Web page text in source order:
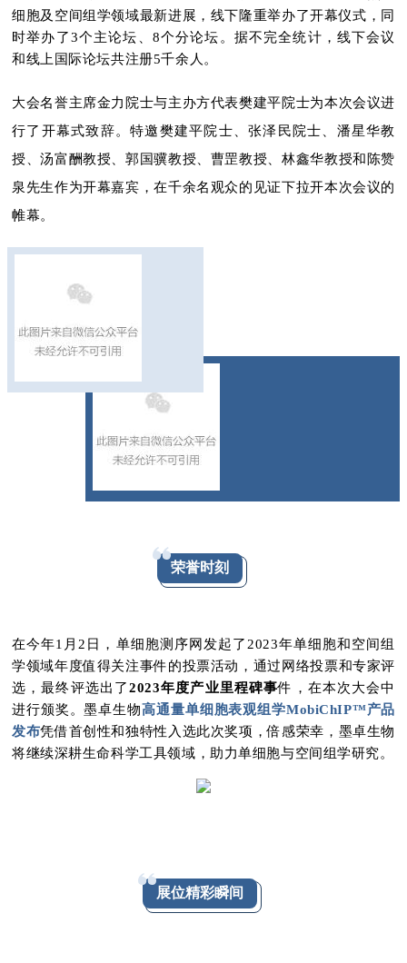
细胞及空间组学领域最新进展，线下隆重举办了开幕仪式，同
时举办了3个主论坛、8个分论坛。 据不完全统计，线下会议
和线上国际论坛共注册5千余人。
大会名誉主席金力院士与主办方代表樊建平院士为本次会议进
行了开幕式致辞。特邀樊建平院士、张泽民院士、潘星华教
授、汤富酬教授、郭国骥教授、曹罡教授、林鑫华教授和陈赞
泉先生作为开幕嘉宾，在千余名观众的见证下拉开本次会议的
帷幕。
荣誉时刻
在今年1月2日，单细胞测序网发起了2023年单细胞和空间组
学领域年度值得关注事件的投票活动，通过网络投票和专家评
选，最终评选出了2023年度产业里程碑事件，在本次大会中
进行颁奖。墨卓生物高通量单细胞表观组学MobiChIP™产品
发布凭借首创性和独特性入选此次奖项，倍感荣幸， 墨卓生物
将继续深耕生命科学工具领域， 助力单细胞与空间组学研究。
展位精彩瞬间